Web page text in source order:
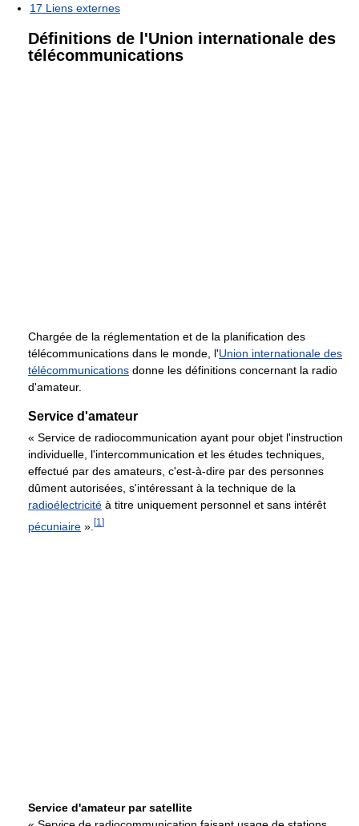
17 Liens externes
Définitions de l'Union internationale des
télécommunications
Chargée de la réglementation et de la planification des
télécommunications dans le monde, l'Union internationale des
télécommunications donne les définitions concernant la radio
d'amateur.
Service d'amateur
« Service de radiocommunication ayant pour objet l'instruction
individuelle, l'intercommunication et les études techniques,
effectué par des amateurs, c'est-à-dire par des personnes
dûment autorisées, s'intéressant à la technique de la
radioélectricité à titre uniquement personnel et sans intérêt
pécuniaire » [1 ]
Service d'amateur par satellite